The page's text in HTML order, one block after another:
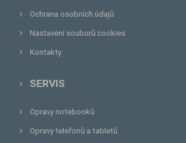
Ochrana osobních údajů
Nastavení souborů cookies
Kontakty
SERVIS
Opravy notebooků
Opravy telefonů a tabletů